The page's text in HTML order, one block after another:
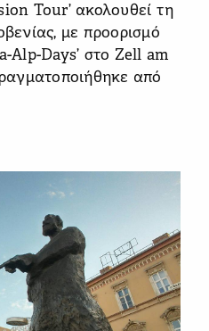
Tour’ ακολουθεί τη
με προορισμό
Alp-Days’ στο Zell am
από